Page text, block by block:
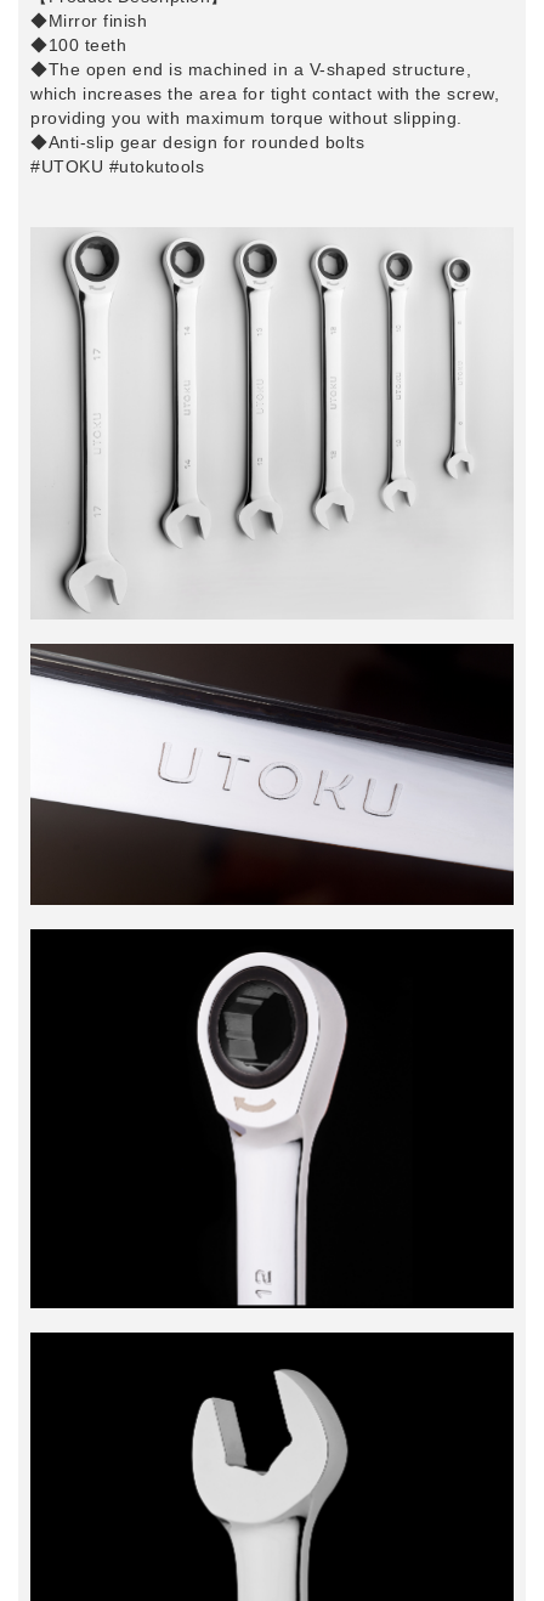
◆Mirror finish
◆100 teeth
◆The open end is machined in a V-shaped structure,
which increases the area for tight contact with the screw,
providing you with maximum torque without slipping.
◆Anti-slip gear design for rounded bolts
#UTOKU #utokutools